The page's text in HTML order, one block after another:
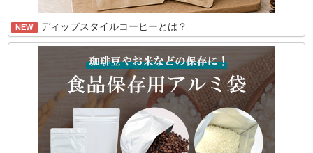
NEW ディップスタイルコーヒーとは？